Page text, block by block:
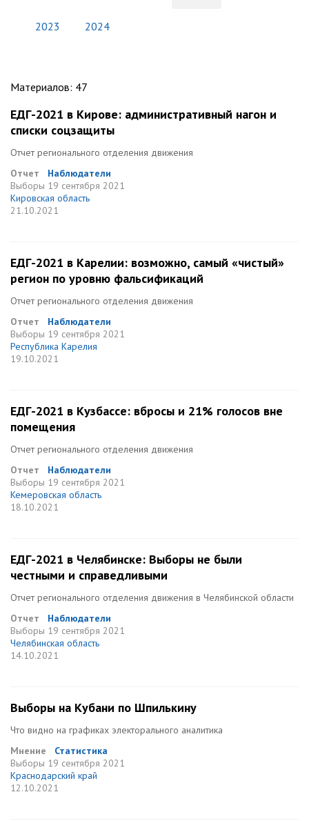
2023 2024
Материалов: 47
ЕДГ-2021 в Кирове: административный нагон и
списки соцзащиты
Отчет регионального отделения движения
Отчет
Наблюдатели
Выборы 19 сентября 2021
Кировская область
21.10.2021
ЕДГ-2021 в Карелии: возможно, самый «чистый»
регион по уровню фальсификаций
Отчет регионального отделения движения
Отчет
Наблюдатели
Выборы 19 сентября 2021
Республика Карелия
19.10.2021
ЕДГ-2021 в Кузбассе: вбросы и 21% голосов вне
помещения
Отчет регионального отделения движения
Отчет
Наблюдатели
Выборы 19 сентября 2021
Кемеровская область
18.10.2021
ЕДГ-2021 в Челябинске: Выборы не были
честными и справедливыми
Отчет регионального отделения движения в Челябинской области
Отчет
Наблюдатели
Выборы 19 сентября 2021
Челябинская область
14.10.2021
Выборы на Кубани по Шпилькину
Что видно на графиках электорального аналитика
Мнение
Статистика
Выборы 19 сентября 2021
Краснодарский край
12.10.2021